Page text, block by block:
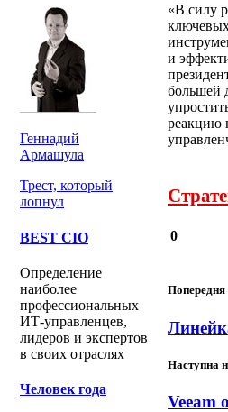
Геннадий
Армашула
Трест, который
лопнул
BEST CIO
Определение
наиболее
профессиональных
ИТ-управленцев,
лидеров и экспертов
в своих отраслях
Человек года
«В силу
и
большей
реакцию
0
Попередня
Наступна
Veeam